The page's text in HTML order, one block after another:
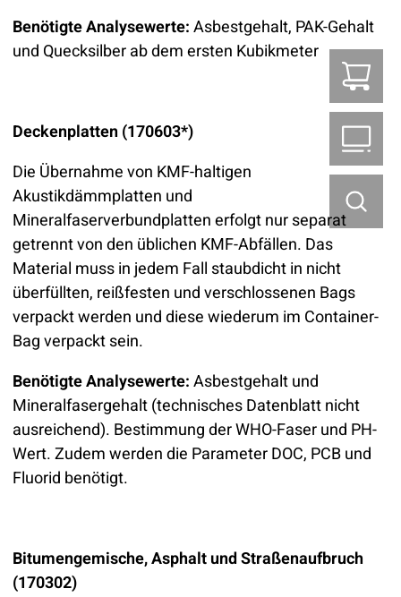
Benötigte Analysewerte:Asbestgehalt, PAK-Gehalt
und Quecksilber ab dem ersten Kubikmeter
Deckenplatten (170603*)
Die Übernahme von KMF-haltigen
Akustikdämmplatten und
Mineralfaserverbundplatten erfolgt nur separat
getrennt von den üblichen KMF-Abfällen. Das
Material muss in jedem Fall staubdicht in nicht
überfüllten, reißfesten und verschlossenen Bags
verpackt werden und diese wiederum im Container-
Bag verpackt sein.
Benötigte Analysewerte:Asbestgehalt und
Mineralfasergehalt (technisches Datenblatt nicht
ausreichend). Bestimmung der WHO-Faser und PH-
Wert. Zudem werden die Parameter DOC, PCB und
Fluorid benötigt.
Bitumengemische, Asphalt und Straßenaufbruch
(170302)